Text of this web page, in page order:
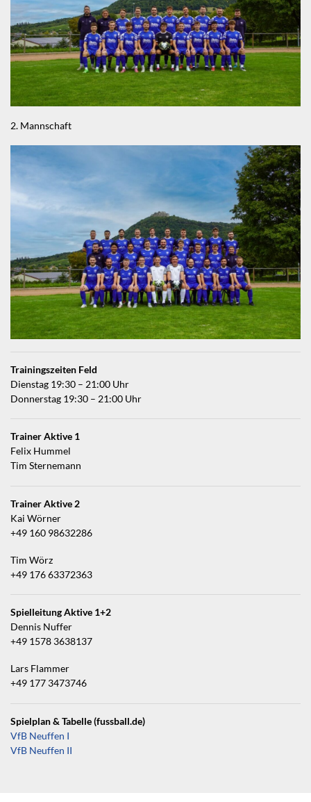
2. Mannschaft
Trainingszeiten Feld
Dienstag 19:30 – 21:00 Uhr
Donnerstag 19:30 – 21:00 Uhr
Trainer Aktive 1
Felix Hummel
Tim Sternemann
Trainer Aktive 2
Kai Wörner
+49 160 98632286
Tim Wörz
+49 176 63372363
Spielleitung Aktive 1+2
Dennis Nuffer
+49 1578 3638137
Lars Flammer
+49 177 3473746
Spielplan & Tabelle (fussball.de)
VfB Neuffen I
VfB Neuffen II